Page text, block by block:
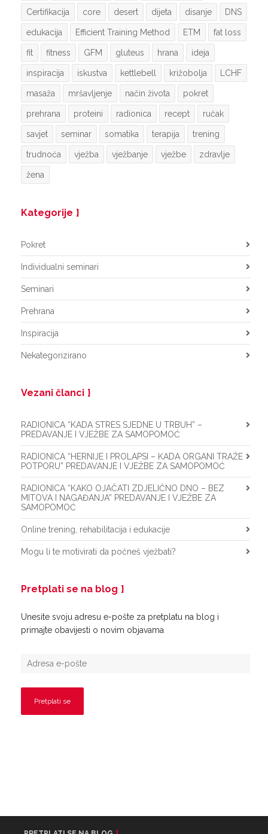
Certifikacija core desert dijeta disanje DNS
edukacija Efficient Training Method ETM fat loss
fit fitness GFM gluteus hrana ideja
inspiracija iskustva kettlebell križobolja LCHF
masaža mršavljenje način života pokret
prehrana proteini radionica recept ručak
savjet seminar somatika terapija trening
trudnoća vježba vježbanje vježbe zdravlje
žena
Kategorije
Pokret
Individualni seminari
Seminari
Prehrana
Inspiracija
Nekategorizirano
Vezani članci
RADIONICA “KADA STRES SJEDNE U TRBUH” –
PREDAVANJE I VJEŽBE ZA SAMOPOMOĆ
RADIONICA “HERNIJE I PROLAPSI – KADA ORGANI TRAŽE
POTPORU” PREDAVANJE I VJEŽBE ZA SAMOPOMOĆ
RADIONICA “KAKO OJAČATI ZDJELIČNO DNO – BEZ
MITOVA I NAGAĐANJA” PREDAVANJE I VJEŽBE ZA
SAMOPOMOĆ
Online trening, rehabilitacija i edukacije
Mogu li te motivirati da počneš vježbati?
Pretplati se na blog
Unesite svoju adresu e-pošte za pretplatu na blog i
primajte obavijesti o novim objavama